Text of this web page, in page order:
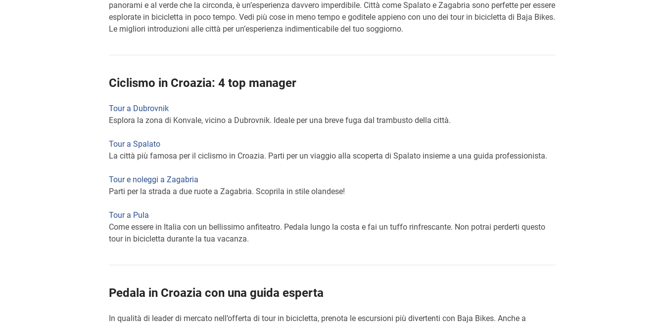
panorami e al verde che la circonda, è un’esperienza davvero imperdibile. Città come Spalato e Zagabria sono perfette per essere
esplorate in bicicletta in poco tempo. Vedi più cose in meno tempo e goditele appieno con uno dei tour in bicicletta di Baja Bikes.
Le migliori introduzioni alle città per un’esperienza indimenticabile del tuo soggiorno.
Ciclismo in Croazia: 4 top manager
Tour a Dubrovnik
Esplora la zona di Konvale, vicino a Dubrovnik. Ideale per una breve fuga dal trambusto della città.
Tour a Spalato
La città più famosa per il ciclismo in Croazia. Parti per un viaggio alla scoperta di Spalato insieme a una guida professionista.
Tour e noleggi a Zagabria
Parti per la strada a due ruote a Zagabria. Scoprila in stile olandese!
Tour a Pula
Come essere in Italia con un bellissimo anfiteatro. Pedala lungo la costa e fai un tuffo rinfrescante. Non potrai perderti questo
tour in bicicletta durante la tua vacanza.
Pedala in Croazia con una guida esperta
In qualità di leader di mercato nell’offerta di tour in bicicletta, prenota le escursioni più divertenti con Baja Bikes. Anche a